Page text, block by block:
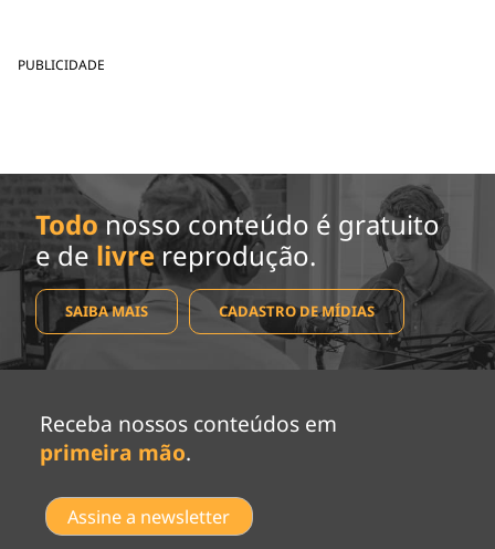
PUBLICIDADE
Todo nosso conteúdo é gratuito
e de livrereprodução.
SAIBA MAIS CADASTRO DE MÍDIAS
Receba nossos conteúdos em
primeira mão.
Assine a newsletter